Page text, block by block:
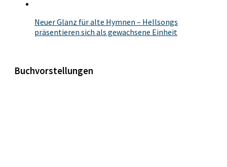
Neuer Glanz für alte Hymnen – Hellsongs
präsentieren sich als gewachsene Einheit
Buchvorstellungen